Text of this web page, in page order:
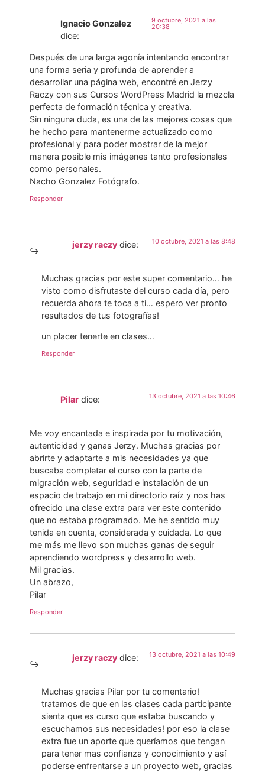
Ignacio Gonzalez
dice:
9 octubre, 2021 a las
20:38
Después de una larga agonía intentando encontrar
una forma seria y profunda de aprender a
desarrollar una página web, encontré en Jerzy
Raczy con sus Cursos WordPress Madrid la mezcla
perfecta de formación técnica y creativa.
Sin ninguna duda, es una de las mejores cosas que
he hecho para mantenerme actualizado como
profesional y para poder mostrar de la mejor
manera posible mis imágenes tanto profesionales
como personales.
Nacho Gonzalez Fotógrafo.
Responder
jerzy raczy dice: 10 octubre, 2021 a las 8:48
Muchas gracias por este super comentario… he
visto como disfrutaste del curso cada día, pero
recuerda ahora te toca a ti… espero ver pronto
resultados de tus fotografías!
un placer tenerte en clases…
Responder
Pilar dice: 13 octubre, 2021 a las 10:46
Me voy encantada e inspirada por tu motivación,
autenticidad y ganas Jerzy. Muchas gracias por
abrirte y adaptarte a mis necesidades ya que
buscaba completar el curso con la parte de
migración web, seguridad e instalación de un
espacio de trabajo en mi directorio raíz y nos has
ofrecido una clase extra para ver este contenido
que no estaba programado. Me he sentido muy
tenida en cuenta, considerada y cuidada. Lo que
me más me llevo son muchas ganas de seguir
aprendiendo wordpress y desarrollo web.
Mil gracias.
Un abrazo,
Pilar
Responder
jerzy raczy dice: 13 octubre, 2021 a las 10:49
Muchas gracias Pilar por tu comentario!
tratamos de que en las clases cada participante
sienta que es curso que estaba buscando y
escuchamos sus necesidades! por eso la clase
extra fue un aporte que queríamos que tengan
para tener mas confianza y conocimiento y así
poderse enfrentarse a un proyecto web, gracias